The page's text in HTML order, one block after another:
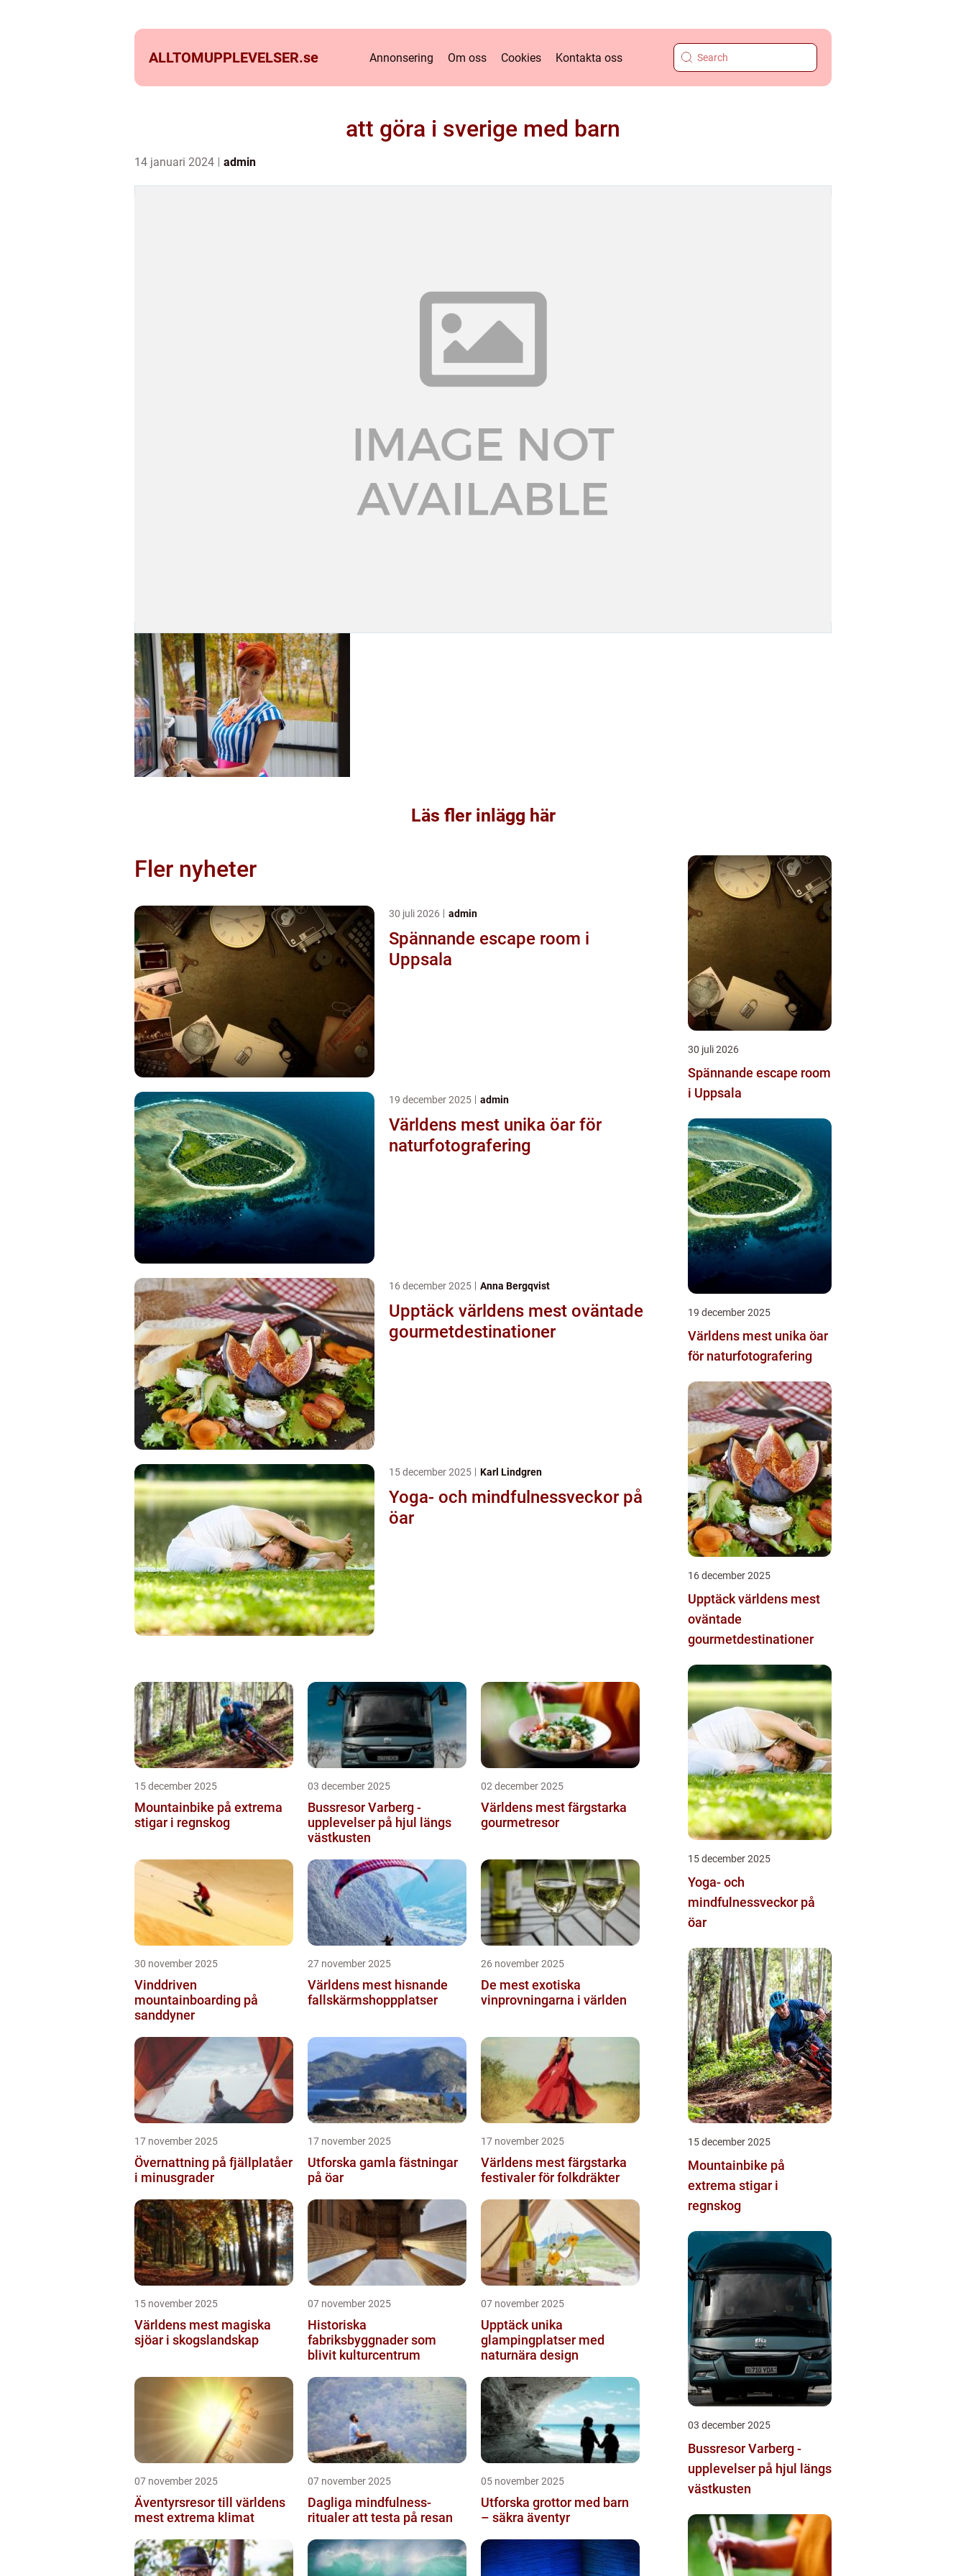
ALLTOMUPPLEVELSER.se Annonsering Om oss Cookies Kontakta oss
att göra i sverige med barn
14 januari 2024 admin
Läs fler inlägg här
Fler nyheter
30 juli 2026 admin
Spännande escape room i
Uppsala
19 december 2025 admin
Världens mest unika öar för
naturfotografering
16 december 2025 Anna Bergqvist
Upptäck världens mest oväntade
gourmetdestinationer
15 december 2025 Karl Lindgren
Yoga- och mindfulnessveckor på
öar
15 december 2025
Mountainbike på extrema
stigar i regnskog
03 december 2025
Bussresor Varberg -
upplevelser på hjul längs
västkusten
02 december 2025
Världens mest färgstarka
gourmetresor
30 november 2025
Vinddriven
mountainboarding på
sanddyner
27 november 2025
Världens mest hisnande
fallskärmshoppplatser
26 november 2025
De mest exotiska
vinprovningarna i världen
17 november 2025
Övernattning på fjällplatåer
i minusgrader
17 november 2025
Utforska gamla fästningar
på öar
17 november 2025
Världens mest färgstarka
festivaler för folkdräkter
15 november 2025
Världens mest magiska
sjöar i skogslandskap
07 november 2025
Historiska
fabriksbyggnader som
blivit kulturcentrum
07 november 2025
Upptäck unika
glampingplatser med
naturnära design
07 november 2025
Äventyrsresor till världens
mest extrema klimat
07 november 2025
Dagliga mindfulness-
ritualer att testa på resan
05 november 2025
Utforska grottor med barn
– säkra äventyr
30 juli 2026
Spännande escape room
i Uppsala
19 december 2025
Världens mest unika öar
för naturfotografering
16 december 2025
Upptäck världens mest
oväntade
gourmetdestinationer
15 december 2025
Yoga- och
mindfulnessveckor på
öar
15 december 2025
Mountainbike på
extrema stigar i
regnskog
03 december 2025
Bussresor Varberg -
upplevelser på hjul längs
västkusten